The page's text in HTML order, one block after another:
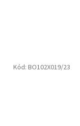
Kód: BO102X019/23